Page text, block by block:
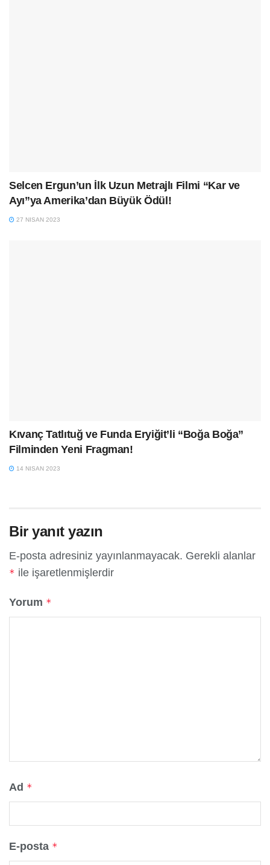
Selcen Ergun’un İlk Uzun Metrajlı Filmi “Kar ve
Ayı”ya Amerika’dan Büyük Ödül!
27 NISAN 2023
Kıvanç Tatlıtuğ ve Funda Eryiğit’li “Boğa Boğa”
Filminden Yeni Fragman!
14 NISAN 2023
Bir yanıt yazın
E-posta adresiniz yayınlanmayacak. Gerekli alanlar
* ile işaretlenmişlerdir
Yorum *
Ad *
E-posta *